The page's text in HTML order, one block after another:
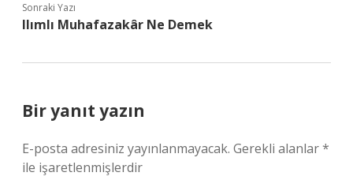
Sonraki Yazı
Ilımlı Muhafazakâr Ne Demek
Bir yanıt yazın
E-posta adresiniz yayınlanmayacak. Gerekli alanlar*
ile işaretlenmişlerdir